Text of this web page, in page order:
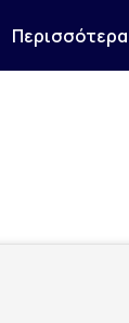
Περισσότερα